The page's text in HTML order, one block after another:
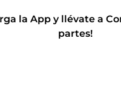
la App y llévate a
partes!